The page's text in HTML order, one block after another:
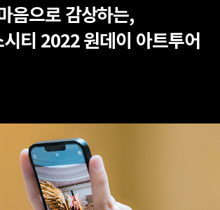
음으로 감상하는,
티 2022 원데이 아트투어